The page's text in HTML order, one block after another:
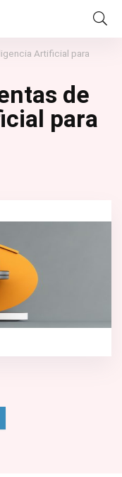
Artificial para
de
para